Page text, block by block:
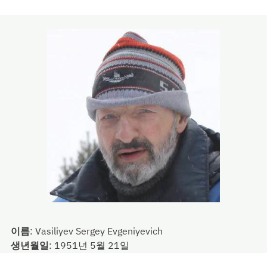
이름: Vasiliyev Sergey Evgeniyevich
생년월일: 1951년 5월 21일